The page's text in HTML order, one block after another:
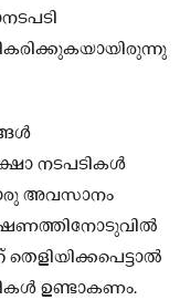
നടപടികൾ
അവസാനം
ഉണ്ടാകണം.